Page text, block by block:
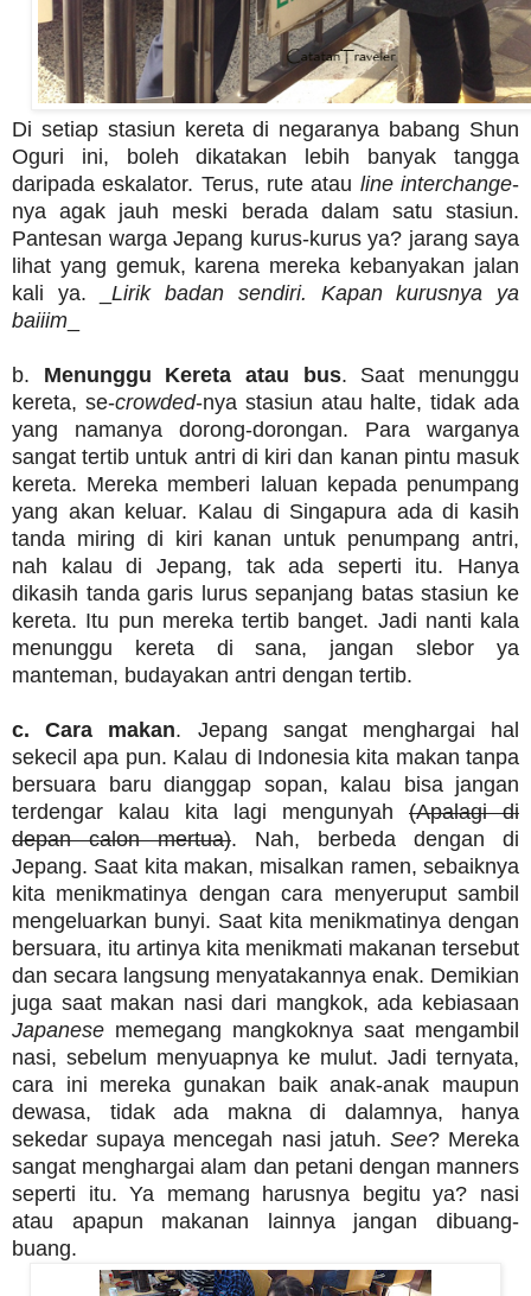
Di setiap stasiun kereta di negaranya babang Shun
Oguri ini, boleh dikatakan lebih banyak tangga
daripada eskalator. Terus, rute atau line interchange-
nya agak jauh meski berada dalam satu stasiun.
Pantesan warga Jepang kurus-kurus ya? jarang saya
lihat yang gemuk, karena mereka kebanyakan jalan
kali ya. _Lirik badan sendiri. Kapan kurusnya ya
baiiim
b. Menunggu Kereta atau bus. Saat menunggu
kereta, se-crowded-nya stasiun atau halte, tidak ada
yang namanya dorong-dorongan. Para warganya
sangat tertib untuk antri di kiri dan kanan pintu masuk
kereta. Mereka memberi laluan kepada penumpang
yang akan keluar. Kalau di Singapura ada di kasih
tanda miring di kiri kanan untuk penumpang antri,
nah kalau di Jepang, tak ada seperti itu. Hanya
dikasih tanda garis lurus sepanjang batas stasiun ke
kereta. Itu pun mereka tertib banget. Jadi nanti kala
menunggu kereta di sana, jangan slebor ya
manteman, budayakan antri dengan tertib.
c. Cara makan. Jepang sangat menghargai hal
sekecil apa pun. Kalau di Indonesia kita makan tanpa
bersuara baru dianggap sopan, kalau bisa jangan
terdengar kalau kita lagi mengunyah (Apalagi di
depan calon mertua). Nah, berbeda dengan di
Jepang. Saat kita makan, misalkan ramen, sebaiknya
kita menikmatinya dengan cara menyeruput sambil
mengeluarkan bunyi. Saat kita menikmatinya dengan
bersuara, itu artinya kita menikmati makanan tersebut
dan secara langsung menyatakannya enak. Demikian
juga saat makan nasi dari mangkok, ada kebiasaan
Japanese memegang mangkoknya saat mengambil
nasi, sebelum menyuapnya ke mulut. Jadi ternyata,
cara ini mereka gunakan baik anak-anak maupun
dewasa, tidak ada makna di dalamnya, hanya
sekedar supaya mencegah nasi jatuh. See? Mereka
sangat menghargai alam dan petani dengan manners
seperti itu. Ya memang harusnya begitu ya? nasi
atau apapun makanan lainnya jangan dibuang-
buang.